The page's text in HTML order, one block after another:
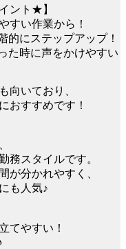
ント★】
すい作業から！
にステップアップ！
た時に声をかけやすい
向いており、
おすすめです！
務スタイルです。
が分かれやすく、
も人気♪
てやすい！